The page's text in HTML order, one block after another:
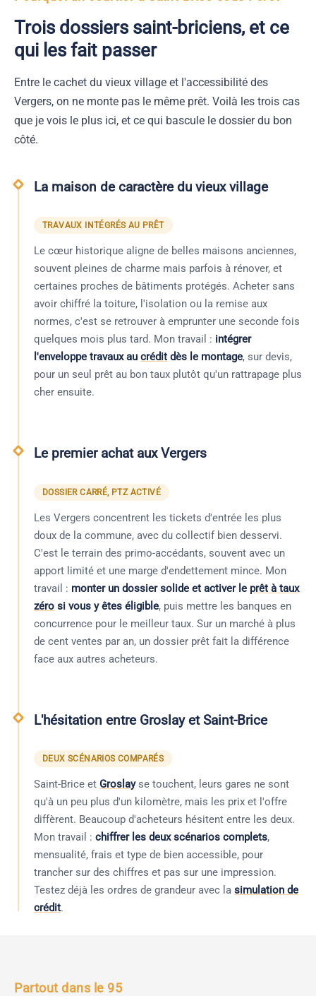
Trois dossiers saint-briciens, et ce
qui les fait passer
Entre le cachet du vieux village et l'accessibilité des
Vergers, on ne monte pas le même prêt. Voilà les trois cas
que je vois le plus ici, et ce qui bascule le dossier du bon
côté.
La maison de caractère du vieux village
TRAVAUX INTÉGRÉS AU PRÊT
Le cœur historique aligne de belles maisons anciennes,
souvent pleines de charme mais parfois à rénover, et
certaines proches de bâtiments protégés. Acheter sans
avoir chiffré la toiture, l'isolation ou la remise aux
normes, c'est se retrouver à emprunter une seconde fois
quelques mois plus tard. Mon travail : intégrer
l'enveloppe travaux au crédit dès le montage, sur devis,
pour un seul prêt au bon taux plutôt qu'un rattrapage plus
cher ensuite.
Le premier achat aux Vergers
DOSSIER CARRÉ, PTZ ACTIVÉ
Les Vergers concentrent les tickets d'entrée les plus
doux de la commune, avec du collectif bien desservi.
C'est le terrain des primo-accédants, souvent avec un
apport limité et une marge d'endettement mince. Mon
travail : monter un dossier solide et activer le prêt à taux
zéro si vous y êtes éligible, puis mettre les banques en
concurrence pour le meilleur taux. Sur un marché à plus
de cent ventes par an, un dossier prêt fait la différence
face aux autres acheteurs.
L'hésitation entre Groslay et Saint-Brice
DEUX SCÉNARIOS COMPARÉS
Saint-Brice et Groslayse touchent, leurs gares ne sont
qu'à un peu plus d'un kilomètre, mais les prix et l'offre
diffèrent. Beaucoup d'acheteurs hésitent entre les deux.
Mon travail : chiffrer les deux scénarios complets,
mensualité, frais et type de bien accessible, pour
trancher sur des chiffres et pas sur une impression.
Testez déjà les ordres de grandeur avec la simulation de
crédit.
Partout dans le 95